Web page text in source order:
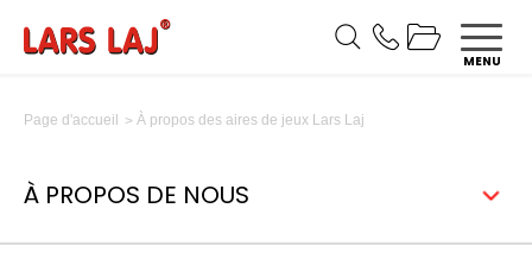
MENU
Page d'accueil À propos des aires de jeux Lars Laj
À PROPOS DE NOUS